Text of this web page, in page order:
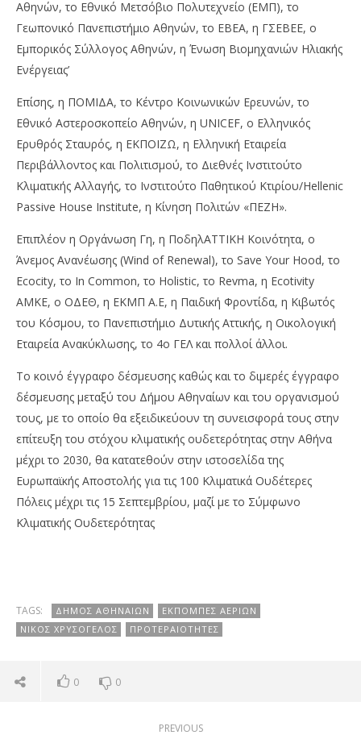
Αθηνών, το Εθνικό Μετσόβιο Πολυτεχνείο (ΕΜΠ), το
Γεωπονικό Πανεπιστήμιο Αθηνών, το ΕΒΕΑ, η ΓΣΕΒΕΕ, ο
Εμπορικός Σύλλογος Αθηνών, η Ένωση Βιομηχανιών Ηλιακής
Ενέργειας’
Επίσης, η ΠΟΜΙΔΑ, το Κέντρο Κοινωνικών Ερευνών, το
Εθνικό Αστεροσκοπείο Αθηνών, η UNICEF, ο Ελληνικός
Ερυθρός Σταυρός, η ΕΚΠΟΙΖΩ, η Ελληνική Εταιρεία
Περιβάλλοντος και Πολιτισμού, το Διεθνές Ινστιτούτο
Κλιματικής Αλλαγής, το Ινστιτούτο Παθητικού Κτιρίου/Hellenic
Passive House Institute, η Κίνηση Πολιτών «ΠΕΖΗ».
Επιπλέον η Οργάνωση Γη, η ΠοδηλΑΤΤΙΚΗ Κοινότητα, ο
Άνεμος Ανανέωσης (Wind of Renewal), το Save Your Hood, το
Ecocity, το In Common, το Holistic, το Revma, η Ecotivity
AMKE, ο ΟΔΕΘ, η ΕΚΜΠ Α.Ε, η Παιδική Φροντίδα, η Κιβωτός
του Κόσμου, το Πανεπιστήμιο Δυτικής Αττικής, η Οικολογική
Εταιρεία Ανακύκλωσης, το 4ο ΓΕΛ και πολλοί άλλοι.
Το κοινό έγγραφο δέσμευσης καθώς και το διμερές έγγραφο
δέσμευσης μεταξύ του Δήμου Αθηναίων και του οργανισμού
τους, με το οποίο θα εξειδικεύουν τη συνεισφορά τους στην
επίτευξη του στόχου κλιματικής ουδετερότητας στην Αθήνα
μέχρι το 2030, θα κατατεθούν στην ιστοσελίδα της
Ευρωπαϊκής Αποστολής για τις 100 Κλιματικά Ουδέτερες
Πόλεις μέχρι τις 15 Σεπτεμβρίου, μαζί με το Σύμφωνο
Κλιματικής Ουδετερότητας
TAGS: ΔΉΜΟΣ ΑΘΗΝΑΊΩΝ
ΕΚΠΟΜΠΈΣ ΑΕΡΊΩΝ
ΝΊΚΟΣ ΧΡΥΣΌΓΕΛΟΣ
ΠΡΟΤΕΡΑΙΌΤΗΤΕΣ
0 0
PREVIOUS